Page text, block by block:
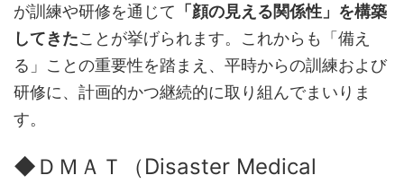
が訓練や研修を通じて 「顔の見える関係性」を構築
してきたことが挙げられます。これからも「備え
る」ことの重要性を踏まえ、平時からの訓練および
研修に、計画的かつ継続的に取り組んでまいりま
す。
◆ＤＭＡＴ（Disaster Medical